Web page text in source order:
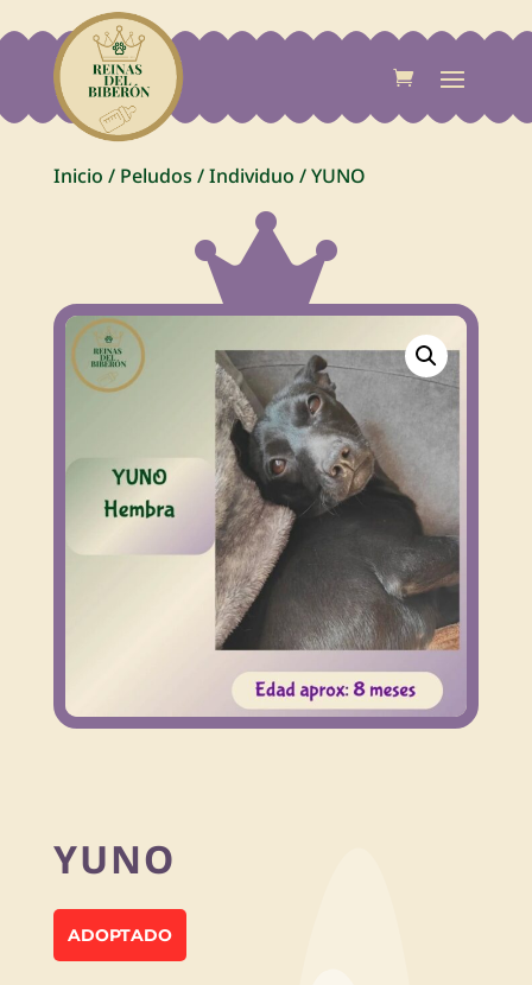
Inicio / Peludos /Individuo /YUNO

YUNO
ADOPTADO